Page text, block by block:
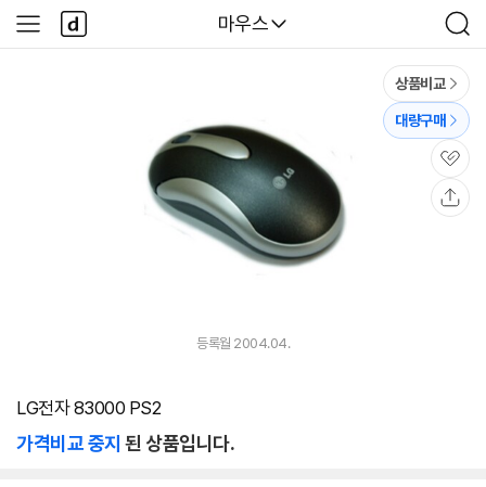
다나와
마우스
검
색
사
이
다
나
와
상품비교
대량구매
관
심
등록월 2004.04.
LG전자 83000 PS2
가격비교 중지 된 상품입니다.